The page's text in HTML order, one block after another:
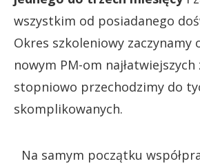
wszystkim od posiadanego
Okres szkoleniowy zaczynamy
nowym PM-om
stopniowo przechodzimy do
skomplikowanych.
Na samym początku